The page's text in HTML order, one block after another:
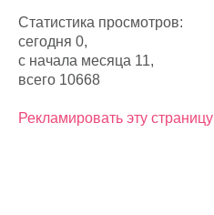
Статистика просмотров:
сегодня 0,
с начала месяца 11,
всего 10668
Рекламировать эту страницу